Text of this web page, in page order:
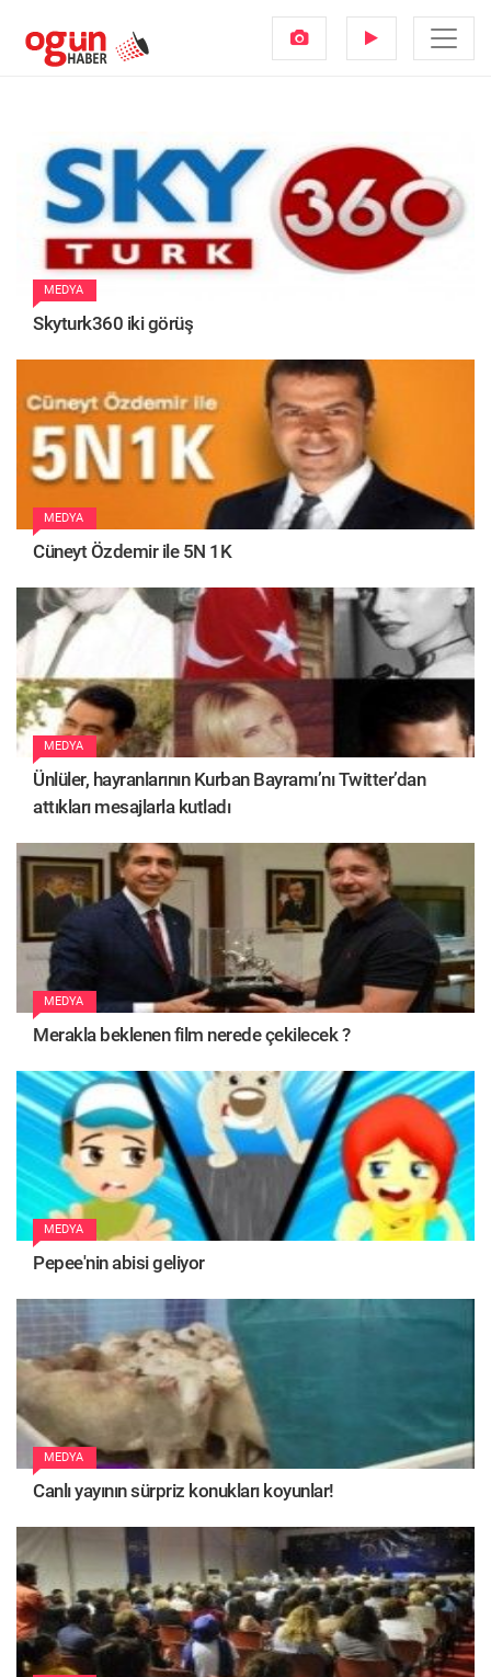
MEDYA
MEDYA
Cüneyt Özdemir ile 5N 1K
MEDYA
Ünlüler, hayranlarının Kurban Bayramı’nı Twitter’dan
attıkları mesajlarla kutladı
MEDYA
Merakla beklenen film nerede çekilecek ?
MEDYA
Pepee'nin abisi geliyor
MEDYA
Canlı yayının sürpriz konukları koyunlar!